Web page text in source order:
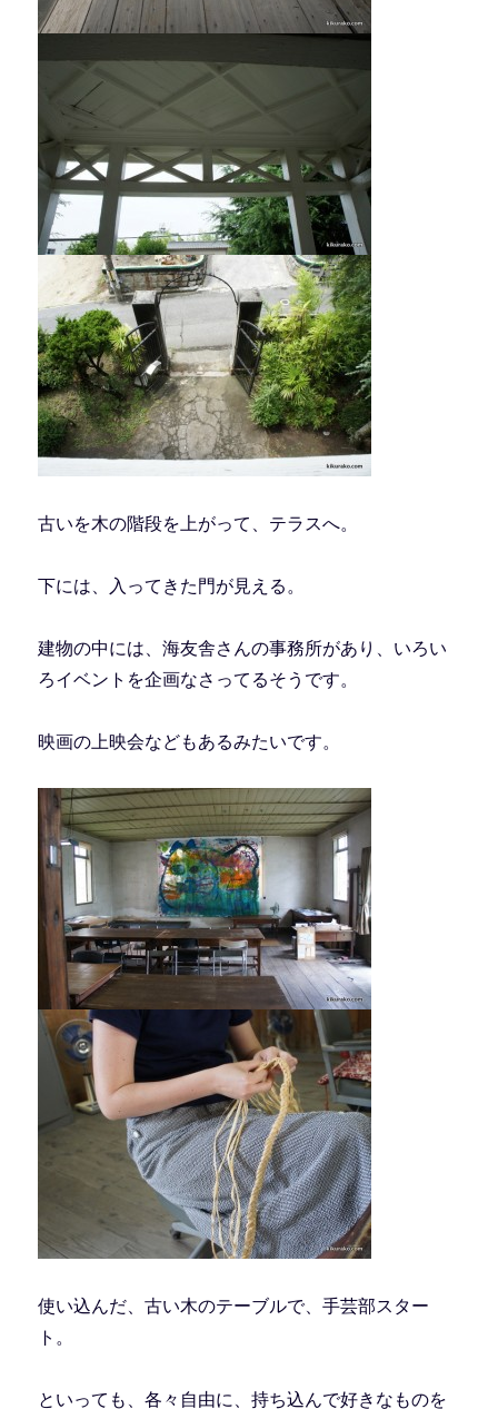
古いを木の階段を上がって、テラスへ。
下には、入ってきた門が見える。
建物の中には、海友舎さんの事務所があり、いろい
ろイベントを企画なさってるそうです。
映画の上映会などもあるみたいです。
使い込んだ、古い木のテーブルで、手芸部スター
ト。
といっても、各々自由に、持ち込んで好きなものを